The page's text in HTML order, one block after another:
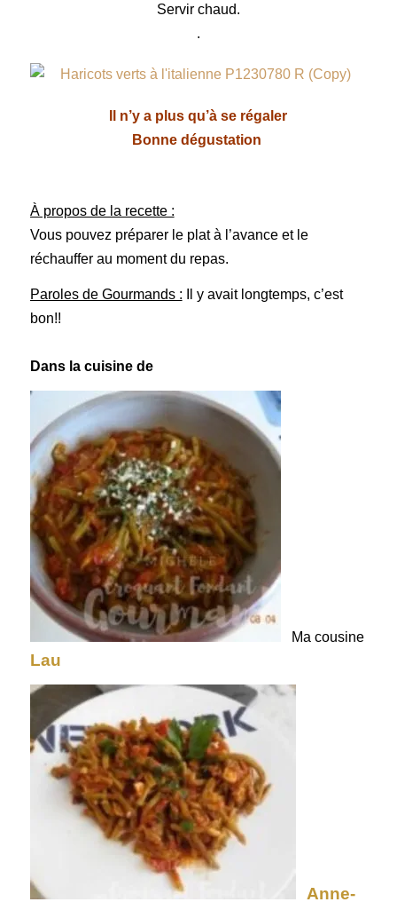
Servir chaud.
.
Il n’y a plus qu’à se régaler
Bonne dégustation
À propos de la recette :
Vous pouvez préparer le plat à l’avance et le
réchauffer au moment du repas.
Paroles de Gourmands : Il y avait longtemps, c’est
bon!!
Dans la cuisine de
Ma cousine
Lau
Anne-